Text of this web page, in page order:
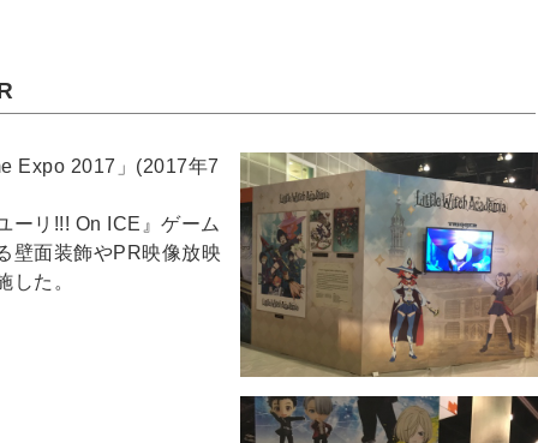
Expo 2017」(2017年7
ーリ!!! On ICE』ゲーム
壁面装飾やPR映像放映
した。